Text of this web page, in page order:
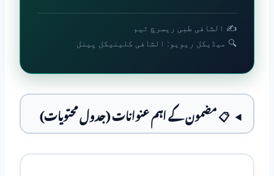
✍️ الشافی طبی ریسرچ ٹیم
🔍 میڈیکل ریویو: الشافی کلینیکل پینل
📋 مضمون کے اہم عنوانات (جدول محتویات)